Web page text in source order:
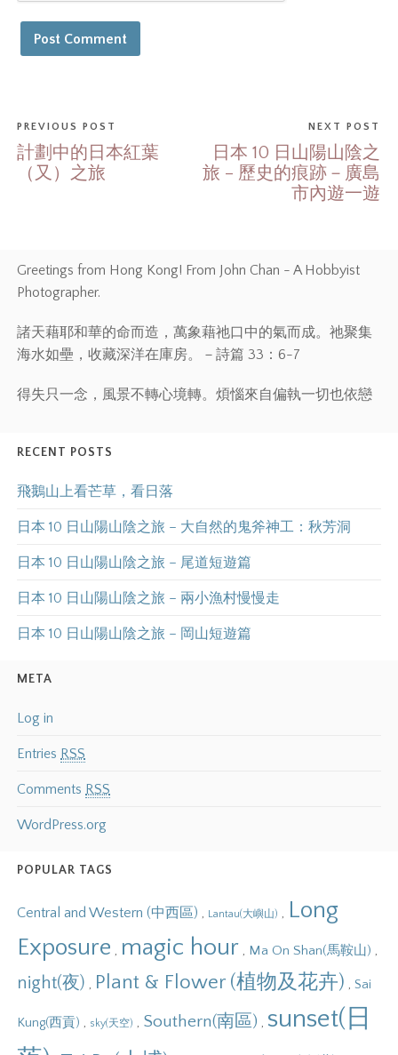
PREVIOUS POST
計劃中的日本紅葉
（又）之旅
NEXT POST
日本 10 日山陽山陰之
旅 – 歷史的痕跡－廣島
市內遊一遊
Greetings from Hong Kong! From John Chan - A Hobbyist
Photographer.
諸天藉耶和華的命而造，萬象藉祂口中的氣而成。祂聚集
海水如壘，收藏深洋在庫房。－詩篇 33：6-7
得失只一念，風景不轉心境轉。煩惱來自偏執一切也依戀
RECENT POSTS
飛鵝山上看芒草，看日落
日本 10 日山陽山陰之旅 – 大自然的鬼斧神工：秋芳洞
日本 10 日山陽山陰之旅 – 尾道短遊篇
日本 10 日山陽山陰之旅 – 兩小漁村慢慢走
日本 10 日山陽山陰之旅 – 岡山短遊篇
META
Log in
Entries RSS
Comments RSS
WordPress.org
POPULAR TAGS
Central and Western (中西區) , Lantau(大嶼山) , Long
Exposure , magic hour , Ma On Shan(馬鞍山) ,
night(夜) , Plant & Flower (植物及花卉) , Sai
Kung(西貢) , sky(天空) , Southern(南區) , sunset(日